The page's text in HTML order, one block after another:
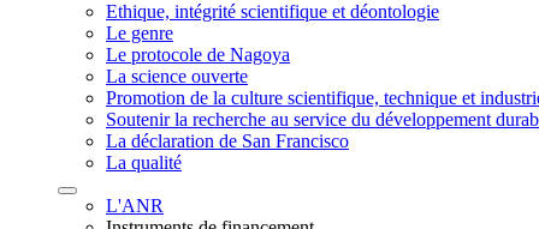
Ethique, intégrité scientifique et déontologie
Le genre
Le protocole de Nagoya
La science ouverte
Promotion de la culture scientifique, technique et
Soutenir la recherche au service du développement
La déclaration de San Francisco
La qualité
L'ANR